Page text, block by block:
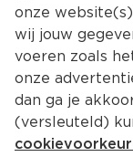
Ariel
Ontdek het
Ariel Pods tot
onze
wij jouw
voeren zoals
onze
dan ga je
(versleuteld)